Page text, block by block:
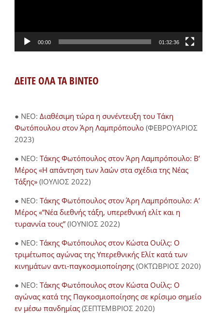
00:00 01:32:36
ΔΕΙΤΕ ΟΛΑ ΤΑ ΒΙΝΤΕΟ
● NEO: Διαθέσιμη τώρα η συνέντευξη του Τάκη
Φωτόπουλου στον Άρη Λαμπρόπουλο (ΦΕΒΡΟΥΑΡΙΟΣ
2023)
● NEO: Τάκης Φωτόπουλος στον Άρη Λαμπρόπουλο: Β’
Μέρος «Η απάντηση των λαών στα σχέδια της Νέας
Τάξης» (ΙΟΥΛΙΟΣ 2022)
● NEO: Τάκης Φωτόπουλος στον Άρη Λαμπρόπουλο: Α’
Μέρος «”Νέα διεθνής τάξη, υπερεθνική ελίτ και η
τυραννία τους” (ΙΟΥΝΙΟΣ 2022)
● NEO: Τάκης Φωτόπουλος στον Κώστα Ουίλς: Ο
τριμέτωπος αγώνας της Υπερεθνικής Ελίτ κατά των
κινημάτων αντι-παγκοσμιοποίησης (ΟΚΤΩΒΡΙΟΣ 2020)
● NEO: Τάκης Φωτόπουλος στον Κώστα Ουίλς: Ο
αγώνας κατά της Παγκοσμιοποίησης σε κρίσιμο σημείο
εν μέσω πανδημίας (ΣΕΠΤΕΜΒΡΙΟΣ 2020)